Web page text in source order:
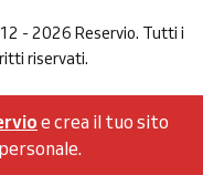
- 2026 Reservio. Tutti i
riservati.
e crea il tuo sito